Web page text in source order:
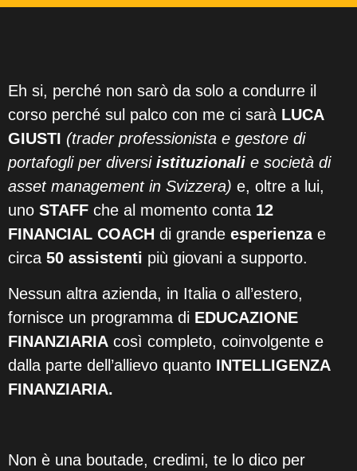
Eh si, perché non sarò da solo a condurre il
corso perché sul palco con me ci sarà LUCA
GIUSTI (trader professionista e gestore di
portafogli per diversi istituzionali e società di
asset management in Svizzera) e, oltre a lui,
uno STAFF che al momento conta 12
FINANCIAL COACH di grande esperienzae
circa 50 assistenti più giovani a supporto.
Nessun altra azienda, in Italia o all’estero,
fornisce un programma di EDUCAZIONE
FINANZIARIA così completo, coinvolgente e
dalla parte dell’allievo quanto INTELLIGENZA
FINANZIARIA.
Non è una boutade, credimi, te lo dico per